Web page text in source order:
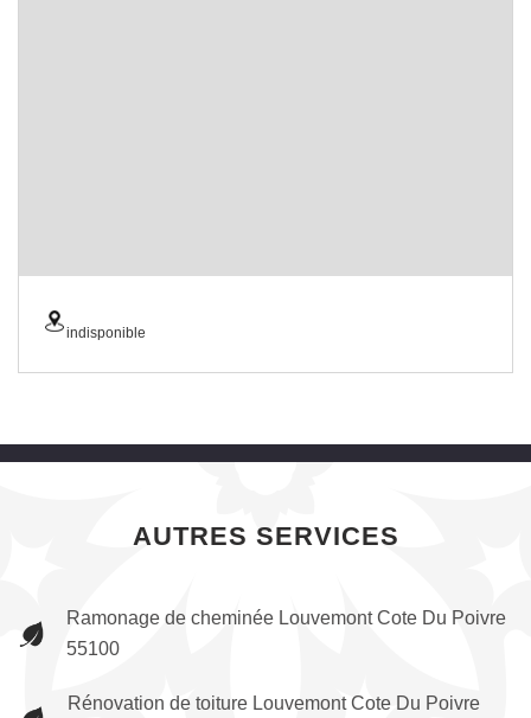
indisponible
AUTRES SERVICES
Ramonage de cheminée Louvemont Cote Du Poivre
55100
Rénovation de toiture Louvemont Cote Du Poivre